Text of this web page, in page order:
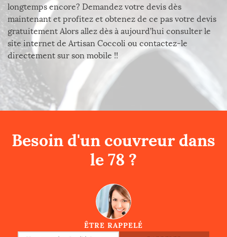
longtemps encore? Demandez votre devis dès
maintenant et profitez et obtenez de ce pas votre devis
gratuitement Alors allez dès à aujourd’hui consulter le
site internet de Artisan Coccoli ou contactez-le
directement sur son mobile !!
Besoin d'un couvreur dans
le 78 ?
ÊTRE RAPPELÉ